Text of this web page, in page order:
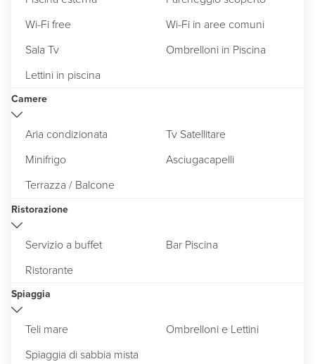
Wi-Fi free
Wi-Fi in aree comuni
Sala Tv
Ombrelloni in Piscina
Lettini in piscina
Camere
Aria condizionata
Tv Satellitare
Minifrigo
Asciugacapelli
Terrazza / Balcone
Ristorazione
Servizio a buffet
Bar Piscina
Ristorante
Spiaggia
Teli mare
Ombrelloni e Lettini
Spiaggia di sabbia mista